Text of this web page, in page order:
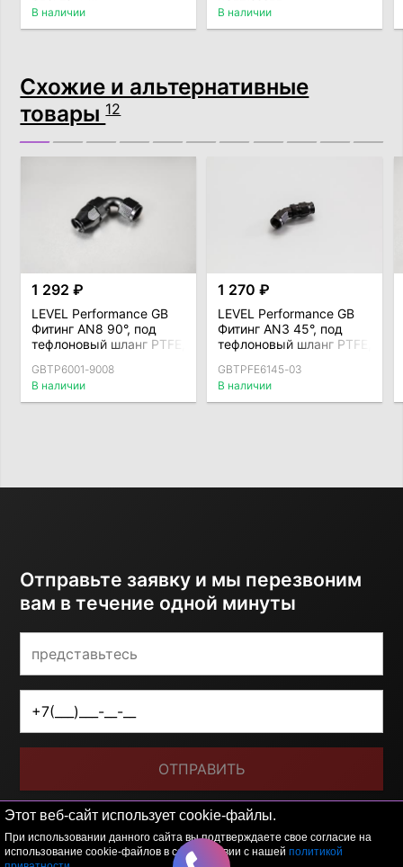
Этот веб-сайт использует cookie-файлы.
При использовании данного сайта вы подтверждаете свое согласие на
использование cookie-файлов в соответствии с нашей политикой
(внутренний D = 5,6мм)
В наличии
В наличии
Схожие и альтернативные
товары12
1 292 ₽
LEVEL Performance GB
Фитинг AN8 90°, под
тефлоновый шланг PTFE,
GBTP6001-9008
В наличии
1 270 ₽
LEVEL Performance GB
Фитинг AN3 45°, под
тефлоновый шланг PTFE,
GBTPFE6145-03
В наличии
Отправьте заявку и мы перезвоним
вам в течение одной минуты
ОТПРАВИТЬ
Я принимаю условияполитики обработки
персональных данных